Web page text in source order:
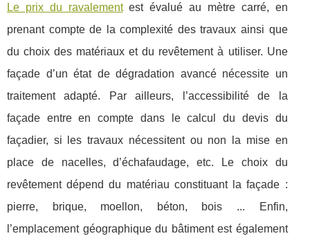
Le prix du ravalementest évalué au mètre carré, en
prenant compte de la complexité des travaux ainsi que
du choix des matériaux et du revêtement à utiliser. Une
façade d’un état de dégradation avancé nécessite un
traitement adapté. Par ailleurs, l’accessibilité de la
façade entre en compte dans le calcul du devis du
façadier, si les travaux nécessitent ou non la mise en
place de nacelles, d’échafaudage, etc. Le choix du
revêtement dépend du matériau constituant la façade :
pierre, brique, moellon, béton, bois ... Enfin,
l’emplacement géographique du bâtiment est également